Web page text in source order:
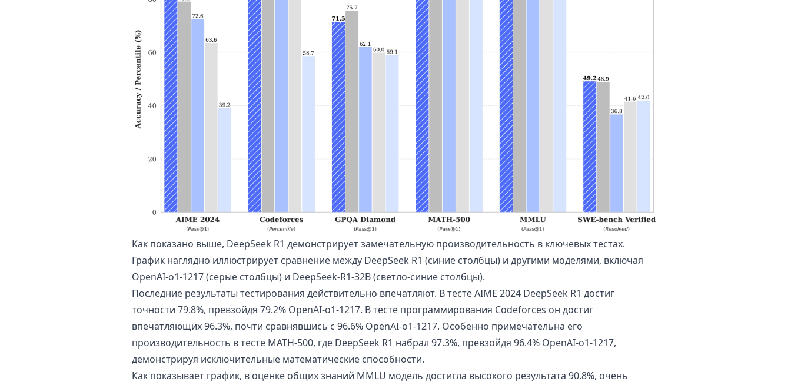
Как показано выше, DeepSeek R1 демонстрирует замечательную производительность в ключевых тестах.
График наглядно иллюстрирует сравнение между DeepSeek R1 (синие столбцы) и другими моделями, включая
OpenAI-o1-1217 (серые столбцы) и DeepSeek-R1-32B (светло-синие столбцы).
Последние результаты тестирования действительно впечатляют. В тесте AIME 2024 DeepSeek R1 достиг
точности 79.8%, превзойдя 79.2% OpenAI-o1-1217. В тесте программирования Codeforces он достиг
впечатляющих 96.3%, почти сравнявшись с 96.6% OpenAI-o1-1217. Особенно примечательна его
производительность в тесте MATH-500, где DeepSeek R1 набрал 97.3%, превзойдя 96.4% OpenAI-o1-1217,
демонстрируя исключительные математические способности.
Как показывает график, в оценке общих знаний MMLU модель достигла высокого результата 90.8%, очень